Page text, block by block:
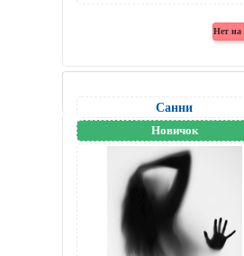
Санни
Новичок